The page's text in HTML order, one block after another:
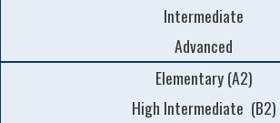
Intermediate
Advanced
Elementary (A2)
High Intermediate (B2)